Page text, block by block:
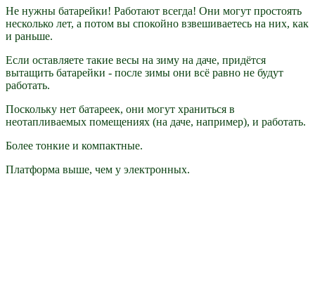
Не нужны батарейки! Работают всегда! Они могут простоять
несколько лет, а потом вы спокойно взвешиваетесь на них, как
и раньше.
Если оставляете такие весы на зиму на даче, придётся
вытащить батарейки - после зимы они всё равно не будут
работать.
Поскольку нет батареек, они могут храниться в
неотапливаемых помещениях (на даче, например), и работать.
Более тонкие и компактные.
Платформа выше, чем у электронных.